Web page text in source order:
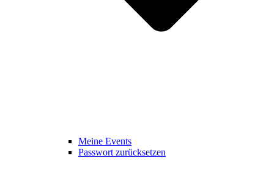
Meine Events
Passwort zurücksetzen